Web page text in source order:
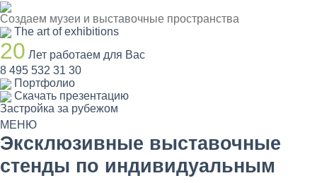
Создаем музеи и выставочные пространства
The art of exhibitions
20 Лет работаем для Вас
8 495 532 31 30
Портфолио
Скачать презентацию
Застройка за рубежом
МЕНЮ
Эксклюзивные выставочные
стенды по индивидуальным